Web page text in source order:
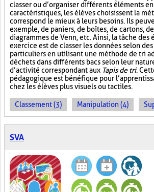
classer ou d’organiser différents éléments
caractéristiques, les élèves choisissent la
correspond le mieux à leurs besoins. Ils
exemple, de paniers, de boîtes, de cartons,
diagrammes de Venn, etc. Ainsi, la tâche des
exercice est de classer les données selon
particuliers en utilisant une méthode de tri
déchets dans différents bacs selon leur
d’activité correspondant aux Tapis de tri.
pédagogique est bénéfique pour
chez les élèves plus visuels ou tactiles.
Classement (3) Manipulation (4)
SVA